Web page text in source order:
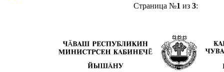
Страница №1 из 3: